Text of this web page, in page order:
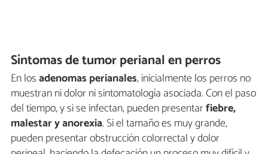
Síntomas de tumor perianal en perros
En losadenomas perianales, inicialmente los perros no
muestran ni dolor ni sintomatología asociada. Con el paso
del tiempo, y si se infectan, pueden presentarfiebre,
malestar y anorexia. Si el tamaño es muy grande,
pueden presentar obstrucción colorrectal y dolor